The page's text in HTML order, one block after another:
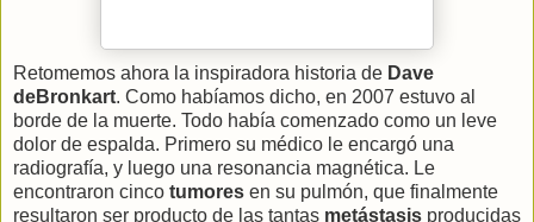
Retomemos ahora la inspiradora historia de Dave
deBronkart. Como habíamos dicho, en 2007 estuvo al
borde de la muerte. Todo había comenzado como un leve
dolor de espalda. Primero su médico le encargó una
radiografía, y luego una resonancia magnética. Le
encontraron cinco tumores en su pulmón, que finalmente
resultaron ser producto de las tantas metástasis producidas